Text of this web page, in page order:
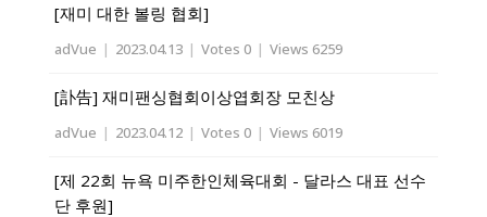
[재미 대한 볼링 협회]
adVue | 2023.04.13 | Votes 0 | Views 6259
[訃告] 재미팬싱협회이상엽회장 모친상
adVue | 2023.04.12 | Votes 0 | Views 6019
[제 22회 뉴욕 미주한인체육대회 - 달라스 대표 선수
단 후원]